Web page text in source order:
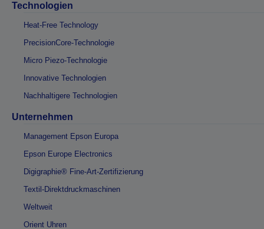
Technologien
Heat-Free Technology
PrecisionCore-Technologie
Micro Piezo-Technologie
Innovative Technologien
Nachhaltigere Technologien
Unternehmen
Management Epson Europa
Epson Europe Electronics
Digigraphie® Fine-Art-Zertifizierung
Textil-Direktdruckmaschinen
Weltweit
Orient Uhren